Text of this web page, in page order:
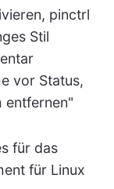
pinctrl
Stil
vor Status,
entfernen"
für das
für Linux